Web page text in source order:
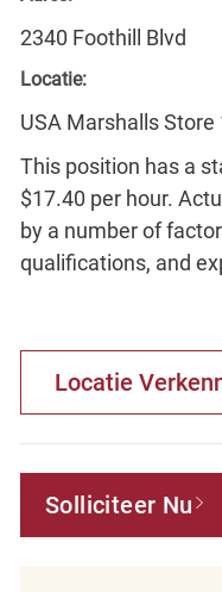
2340 Foothill Blvd
Locatie:
USA Marshalls Store
This position has a
$17.40 per hour.
by a number of
qualifications, and
Locatie
Solliciteer Nu